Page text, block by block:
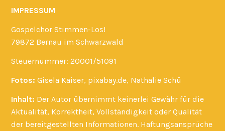
IMPRESSUM
Gospelchor Stimmen-Los!
79872 Bernau im Schwarzwald
Steuernummer: 20001/51091
Fotos:Gisela Kaiser, pixabay.de, Nathalie Schü
Inhalt: Der Autor übernimmt keinerlei Gewähr für die
Aktualität, Korrektheit, Vollständigkeit oder Qualität
der bereitgestellten Informationen. Haftungsansprüche